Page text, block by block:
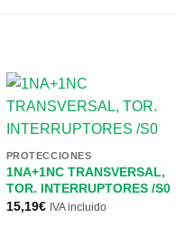
PROTECCIONES
1NA+1NC TRANSVERSAL,
TOR. INTERRUPTORES /S0
15,19€ IVA incluido